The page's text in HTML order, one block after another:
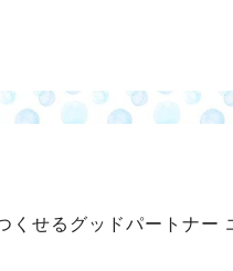
くせるグッドパートナ